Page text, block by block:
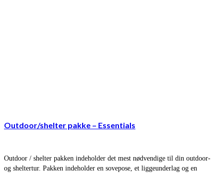
Outdoor/shelter pakke – Essentials
Outdoor / shelter pakken indeholder det mest nødvendige til din outdoor-
og sheltertur. Pakken indeholder en sovepose, et liggeunderlag og en